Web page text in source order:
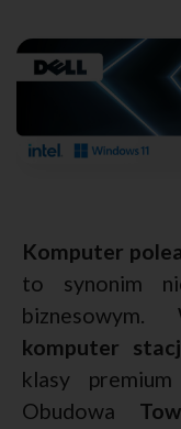
Komputer
to synonim
komputer
klasy
Obudowa